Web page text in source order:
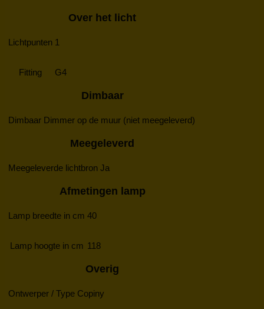
Over het licht
Lichtpunten 1
Fitting G4
Dimbaar
Dimbaar Dimmer op de muur (niet meegeleverd)
Meegeleverd
Meegeleverde lichtbron Ja
Afmetingen lamp
Lamp breedte in cm 40
Lamp hoogte in cm 118
Overig
Ontwerper / Type Copiny